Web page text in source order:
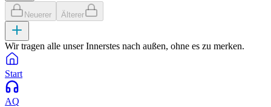
Neuerer Älterer
Wir tragen alle unser Innerstes nach außen, ohne es zu merken.
Start
AQ